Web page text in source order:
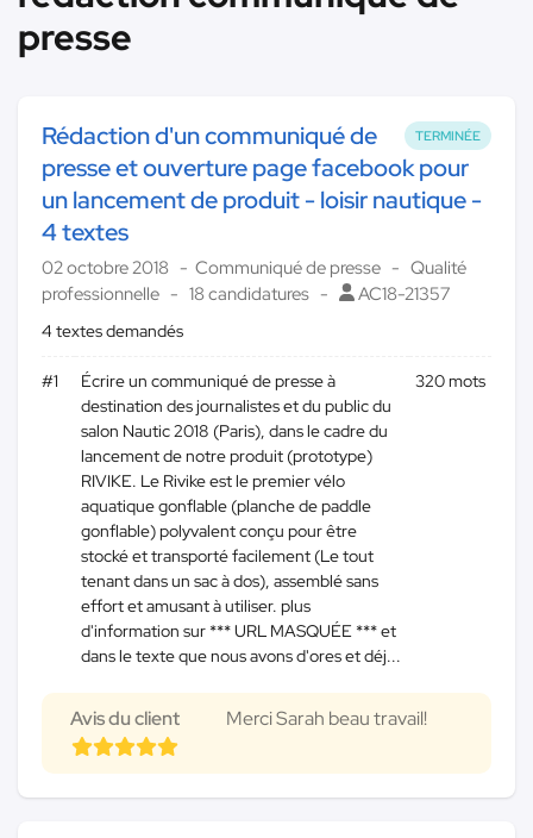
presse
TERMINÉE
Rédaction d'un communiqué de
presse et ouverture page facebook pour
un lancement de produit - loisir nautique -
4 textes
02 octobre 2018 Communiqué de presse
Qualité
professionnelle
18 candidatures AC18-21357
4 textes demandés
#1
Écrire un communiqué de presse à
destination des journalistes et du public du
salon Nautic 2018 (Paris), dans le cadre du
lancement de notre produit (prototype)
RIVIKE. Le Rivike est le premier vélo
aquatique gonflable (planche de paddle
gonflable) polyvalent conçu pour être
stocké et transporté facilement (Le tout
tenant dans un sac à dos), assemblé sans
effort et amusant à utiliser. plus
d'information sur *** URL MASQUÉE *** et
dans le texte que nous avons d'ores et déj...
320 mots
Avis du client Merci Sarah beau travail!